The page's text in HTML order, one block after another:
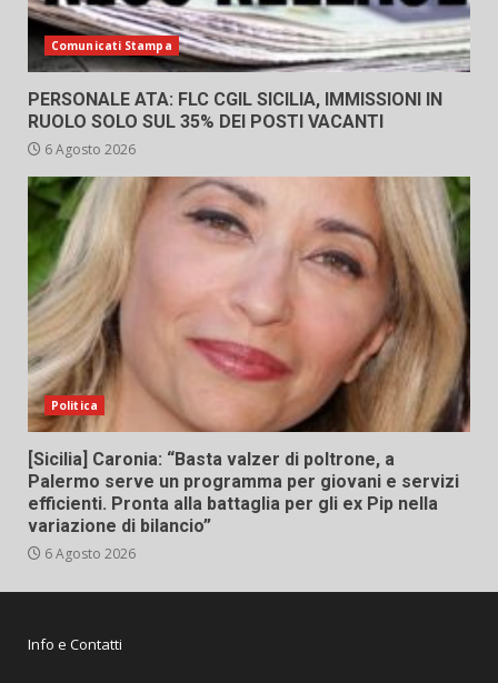
Comunicati Stampa
PERSONALE ATA: FLC CGIL SICILIA, IMMISSIONI IN
RUOLO SOLO SUL 35% DEI POSTI VACANTI
6 Agosto 2026
Politica
[Sicilia] Caronia: “Basta valzer di poltrone, a
Palermo serve un programma per giovani e servizi
efficienti. Pronta alla battaglia per gli ex Pip nella
variazione di bilancio”
6 Agosto 2026
Info e Contatti